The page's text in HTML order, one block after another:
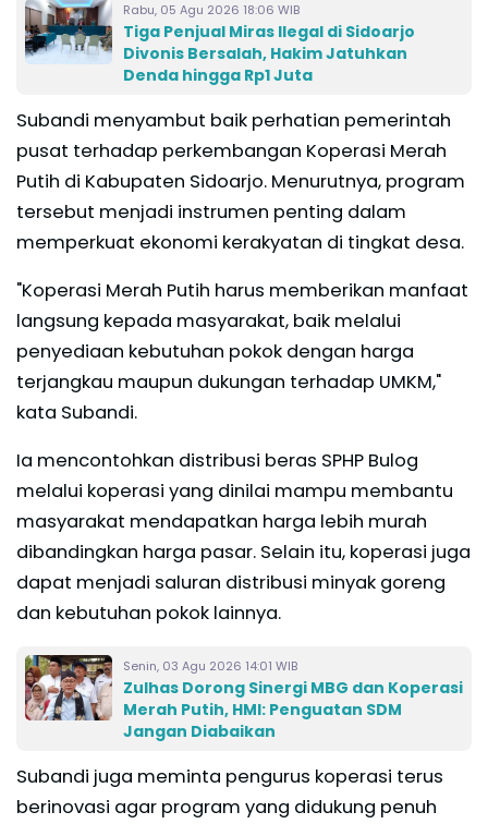
Rabu, 05 Agu 2026 18:06 WIB
Tiga Penjual Miras Ilegal di Sidoarjo
Divonis Bersalah, Hakim Jatuhkan
Denda hingga Rp1 Juta
Subandi menyambut baik perhatian pemerintah
pusat terhadap perkembangan Koperasi Merah
Putih di Kabupaten Sidoarjo. Menurutnya, program
tersebut menjadi instrumen penting dalam
memperkuat ekonomi kerakyatan di tingkat desa.
"Koperasi Merah Putih harus memberikan manfaat
langsung kepada masyarakat, baik melalui
penyediaan kebutuhan pokok dengan harga
terjangkau maupun dukungan terhadap UMKM,"
kata Subandi.
Ia mencontohkan distribusi beras SPHP Bulog
melalui koperasi yang dinilai mampu membantu
masyarakat mendapatkan harga lebih murah
dibandingkan harga pasar. Selain itu, koperasi juga
dapat menjadi saluran distribusi minyak goreng
dan kebutuhan pokok lainnya.
Senin, 03 Agu 2026 14:01 WIB
Zulhas Dorong Sinergi MBG dan Koperasi
Merah Putih, HMI: Penguatan SDM
Jangan Diabaikan
Subandi juga meminta pengurus koperasi terus
berinovasi agar program yang didukung penuh